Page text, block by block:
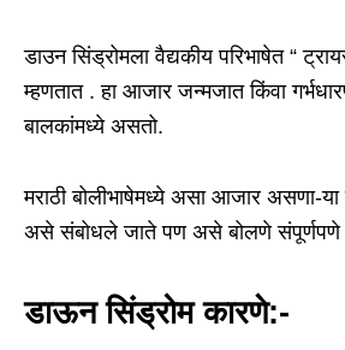
डाउन सिंड्रोमला वैद्यकीय परिभाषेत “
म्हणतात . हा आजार जन्मजात किंवा
बालकांमध्ये असतो.
मराठी बोलीभाषेमध्ये असा आजार असणा-या
असे संबोधले जाते पण असे बोलणे
डाऊन सिंड्रोम कारणे:-